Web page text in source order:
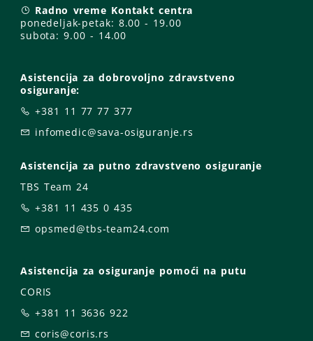
Radno vreme Kontakt centra
ponedeljak-petak: 8.00 - 19.00
subota: 9.00 - 14.00
Asistencija za dobrovoljno zdravstveno
osiguranje:
+381 11 77 77 377
infomedic@sava-osiguranje.rs
Asistencija za putno zdravstveno osiguranje
TBS Team 24
+381 11 435 0 435
opsmed@tbs-team24.com
Asistencija za osiguranje pomoći na putu
CORIS
+381 11 3636 922
coris@coris.rs